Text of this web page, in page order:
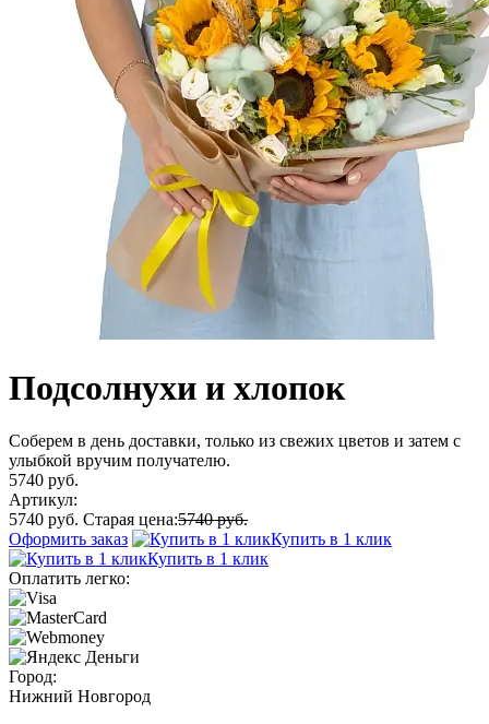
Подсолнухи и хлопок
Соберем в день доставки, только из свежих цветов и затем с
улыбкой вручим получателю.
5740 руб.
Артикул:
5740 руб. Старая цена:5740 руб.
Оформить заказ
Купить в 1 клик
Купить в 1 клик
Оплатить легко:
Город:
Нижний Новгород